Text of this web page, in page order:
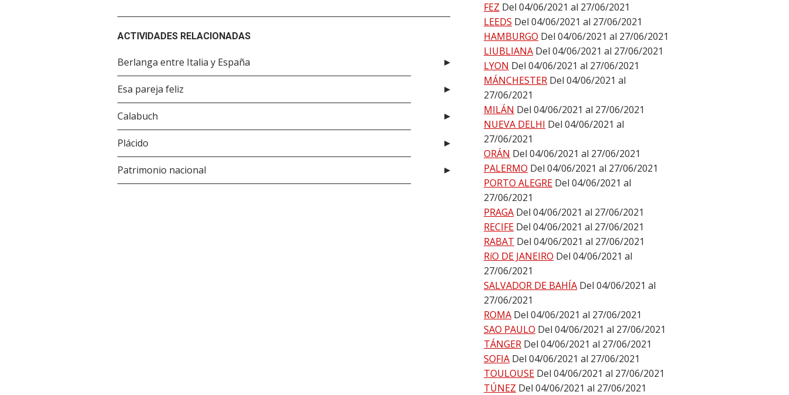
ACTIVIDADES RELACIONADAS
Berlanga entre Italia y España
Esa pareja feliz
Calabuch
Plácido
Patrimonio nacional
FEZ Del 04/06/2021 al 27/06/2021
LEEDS Del 04/06/2021 al 27/06/2021
HAMBURGO Del 04/06/2021 al 27/06/2021
LIUBLIANA Del 04/06/2021 al 27/06/2021
LYON Del 04/06/2021 al 27/06/2021
MÁNCHESTER Del 04/06/2021 al
27/06/2021
MILÁN Del 04/06/2021 al 27/06/2021
NUEVA DELHI Del 04/06/2021 al
27/06/2021
ORÁN Del 04/06/2021 al 27/06/2021
PALERMO Del 04/06/2021 al 27/06/2021
PORTO ALEGRE Del 04/06/2021 al
27/06/2021
PRAGA Del 04/06/2021 al 27/06/2021
RECIFE Del 04/06/2021 al 27/06/2021
RABAT Del 04/06/2021 al 27/06/2021
RíO DE JANEIRO Del 04/06/2021 al
27/06/2021
SALVADOR DE BAHÍA Del 04/06/2021 al
27/06/2021
ROMA Del 04/06/2021 al 27/06/2021
SAO PAULO Del 04/06/2021 al 27/06/2021
TÁNGER Del 04/06/2021 al 27/06/2021
SOFIA Del 04/06/2021 al 27/06/2021
TOULOUSE Del 04/06/2021 al 27/06/2021
TÚNEZ Del 04/06/2021 al 27/06/2021